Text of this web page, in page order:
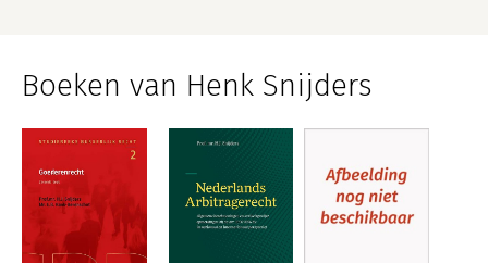
Boeken van Henk Snijders